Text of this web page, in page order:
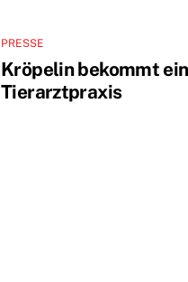
PRESSE
Kröpelin bekommt
Tierarztpraxis